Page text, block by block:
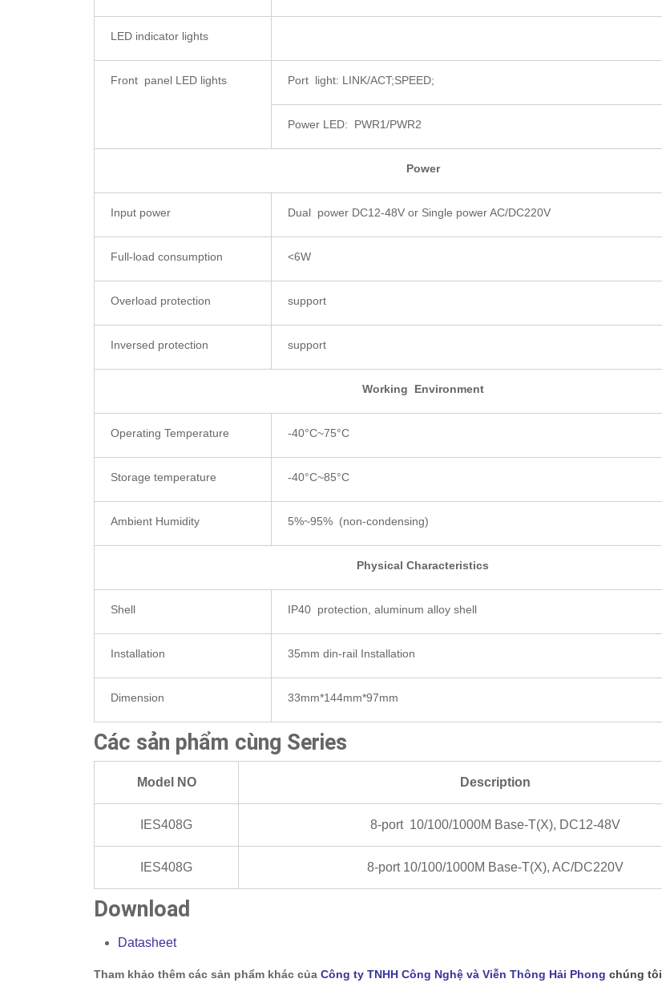
LED indicator lights
Front panel LED lights Port light: LINK/ACT;SPEED;
Power LED: PWR1/PWR2
Power
Input power Dual power DC12-48V or Single power AC/DC220V
Full-load consumption <6W
Overload protection support
Inversed protection support
Working Environment
Operating Temperature -40°C~75°C
Storage temperature -40°C~85°C
Ambient Humidity 5%~95% (non-condensing)
Physical Characteristics
Shell IP40 protection, aluminum alloy shell
Installation 35mm din-rail Installation
Dimension 33mm*144mm*97mm
Các sản phẩm cùng Series
Model NO Description
IES408G 8-port 10/100/1000M Base-T(X), DC12-48V
IES408G 8-port 10/100/1000M Base-T(X), AC/DC220V
Download
Datasheet
Tham khảo thêm các sản phẩm khác của Công ty TNHH Công Nghệ và Viễn Thông Hải Phong chúng tôi